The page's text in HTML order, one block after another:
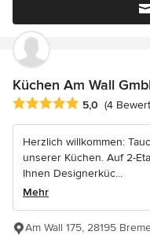
Küchen Am Wall
Durchschnittliche
5,0 (4
Herzlich willkommen:
unserer Küchen. Auf 2-
Ihnen Designerküc...
Mehr
Am Wall 175, 28195